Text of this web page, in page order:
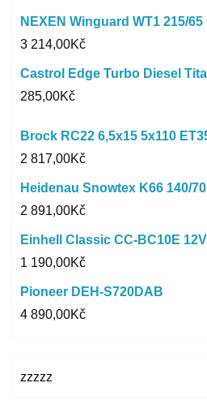
NEXEN Winguard WT1 215/65
3 214,00Kč
Castrol Edge Turbo Diesel
285,00Kč
Brock RC22 6,5x15 5x110
2 817,00Kč
Heidenau Snowtex K66 140/
2 891,00Kč
Einhell Classic CC-BC10E 12V
1 190,00Kč
Pioneer DEH-S720DAB
4 890,00Kč
zzzzz